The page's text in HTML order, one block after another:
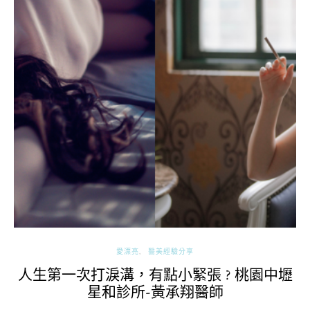
愛漂亮 醫美經驗分享
人生第一次打淚溝，有點小緊張 ? 桃園中壢
星和診所-黃承翔醫師